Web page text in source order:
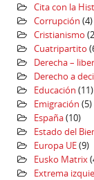
Cita con la
Corrupción (4)
Cristianismo
Cuatripartito
Derecha –
Derecho a
Educación (11)
Emigración (5)
España(10)
Estado del
Europa UE(9)
Eusko Matrix
Extrema